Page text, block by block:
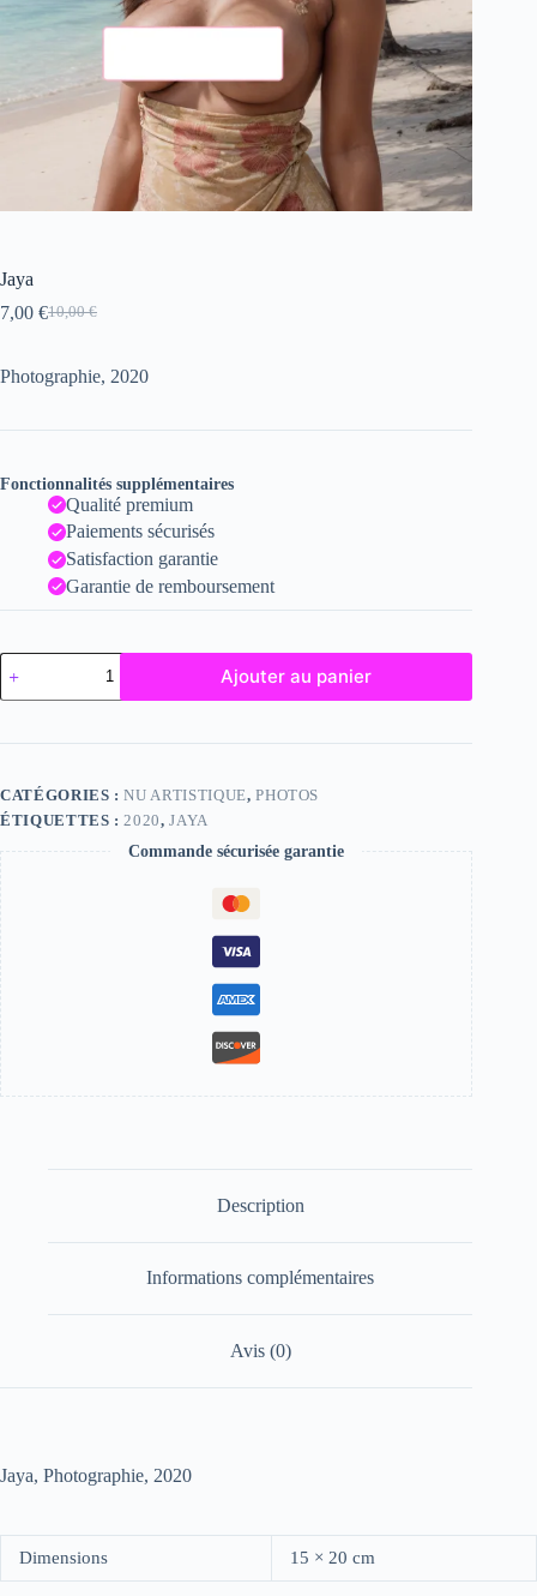
Jaya
10,00€
Le
était :
7,00 €Le
est :
Photographie, 2020
Fonctionnalités supplémentaires
Qualité premium
Paiements sécurisés
Satisfaction garantie
Garantie de remboursement
quantité
de
Jaya
Ajouter au panier
CATÉGORIES :NU ARTISTIQUE,PHOTOS
ÉTIQUETTES : 2020,JAYA
Commande sécurisée garantie
Description
Informations complémentaires
Avis (0)
Jaya, Photographie, 2020
Dimensions 15 × 20 cm